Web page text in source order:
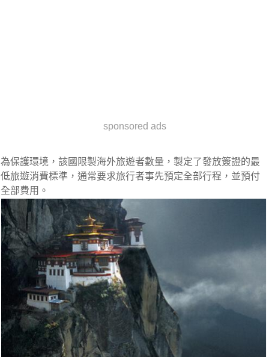
sponsored ads
為保護環境，該國限製海外旅遊者數量，製定了發放簽證的最
低旅遊消費標準，通常要求旅行者事先預定全部行程，並預付
全部費用。